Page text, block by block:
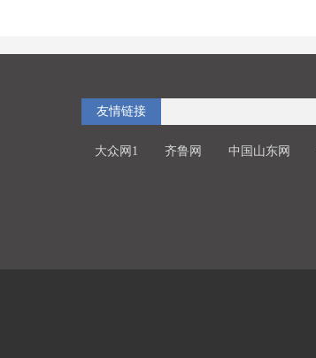
友情链接
大众网1 齐鲁网 中国山东网